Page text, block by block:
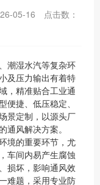
05-16
点击数：
潮湿水汽等复杂环
及压力输出有着特
，精准贴合工业通
捷、低压稳定、
景定制，以源头厂
通风解决方案。
境的重要环节，尤
车间内易产生腐蚀
损坏，影响通风效
难题，采用专业防